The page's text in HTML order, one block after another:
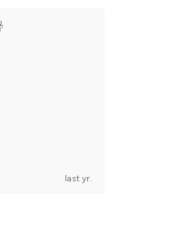
last yr.